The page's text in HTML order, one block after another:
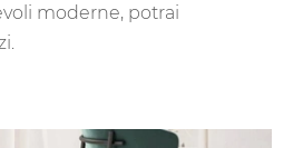
moderne, potrai